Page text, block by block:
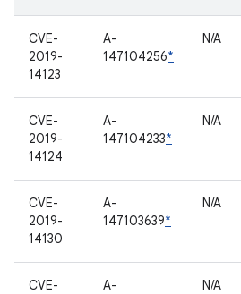
CVE-
2019-
14123
A-
147104256*
N/A
CVE-
2019-
14124
A-
147104233*
N/A
CVE-
2019-
14130
A-
147103639*
N/A
CVE-
A-
N/A